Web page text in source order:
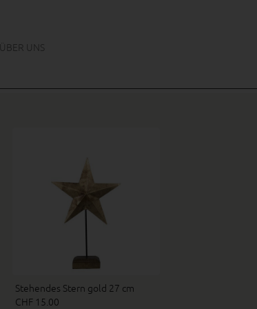
ÜBER UNS
Stehendes Stern gold 27 cm
CHF 15.00